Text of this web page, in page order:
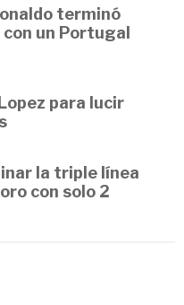
terminó
un Portugal
para lucir
la triple línea
con solo 2